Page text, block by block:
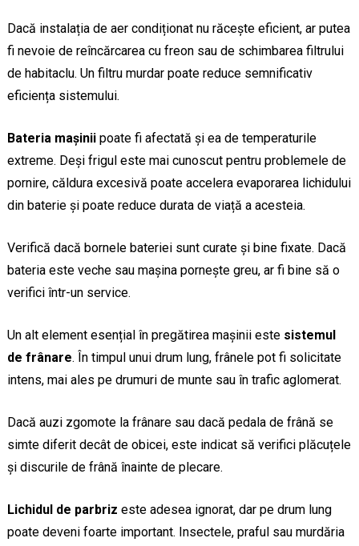
Dacă instalația de aer condiționat nu răcește eficient, ar putea
fi nevoie de reîncărcarea cu freon sau de schimbarea filtrului
de habitaclu. Un filtru murdar poate reduce semnificativ
eficiența sistemului.
Bateria mașiniipoate fi afectată și ea de temperaturile
extreme. Deși frigul este mai cunoscut pentru problemele de
pornire, căldura excesivă poate accelera evaporarea lichidului
din baterie și poate reduce durata de viață a acesteia.
Verifică dacă bornele bateriei sunt curate și bine fixate. Dacă
bateria este veche sau mașina pornește greu, ar fi bine să o
verifici într-un service.
Un alt element esențial în pregătirea mașinii este sistemul
de frânare. În timpul unui drum lung, frânele pot fi solicitate
intens, mai ales pe drumuri de munte sau în trafic aglomerat.
Dacă auzi zgomote la frânare sau dacă pedala de frână se
simte diferit decât de obicei, este indicat să verifici plăcuțele
și discurile de frână înainte de plecare.
Lichidul de parbriz este adesea ignorat, dar pe drum lung
poate deveni foarte important. Insectele, praful sau murdăria